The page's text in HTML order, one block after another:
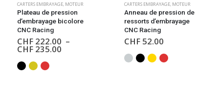
CARTERS EMBRAYAGE, MOTEUR
Plateau de pression
d’embrayage bicolore
CNC Racing
CHF 222.00 –
CHF 235.00
CARTERS EMBRAYAGE, MOTEUR
Anneau de pression de
ressorts d’embrayage
CNC Racing
CHF 52.00